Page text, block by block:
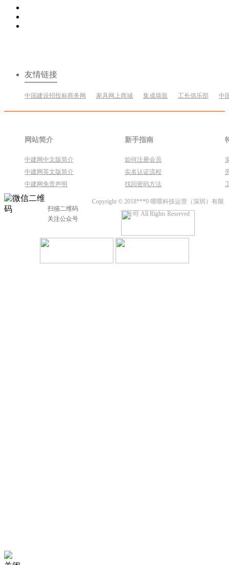
友情链接
中国建设招投标商务网 家具网上商城 集成墙面 工长俱乐部 中
网站简介
中建网中文版简介
中建网英文版简介
中建网免责声明
新手指南
如何注册会员
实名认证流程
找回密码方法
扫描二维码
关注公众号
Copyright © 2018***9 喂喂科技运营（深圳）有限
公司 All Rights Reserved